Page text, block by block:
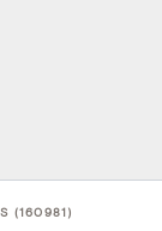
(160981)